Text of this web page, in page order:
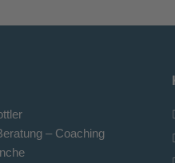
– Coaching